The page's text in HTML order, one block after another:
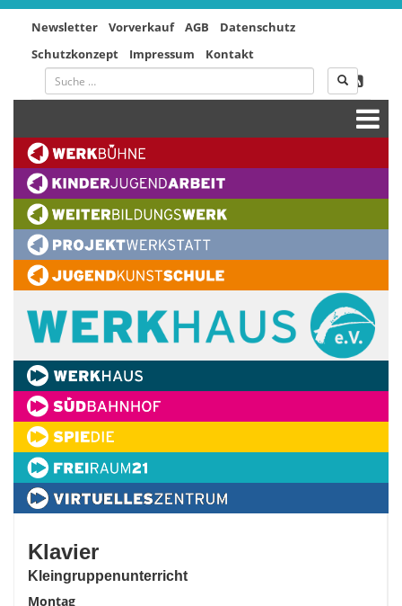
Newsletter Vorverkauf AGB
Datenschutz
Schutzkonzept
Impressum Kontakt
Klavier
Kleingruppenunterricht
Montag